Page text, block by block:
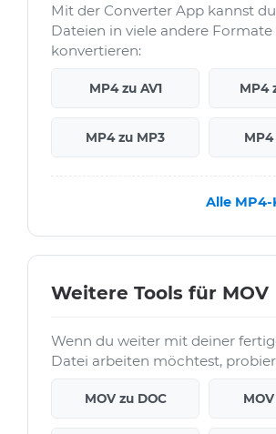
Mit der Converter App kannst
Dateien in viele andere Formate
konvertieren:
MP4 zu AV1 MP4
MP4 zu MP3 MP4
Alle
Weitere Tools für MOV
Wenn du weiter mit deiner
Datei arbeiten möchtest,
MOV zu DOC